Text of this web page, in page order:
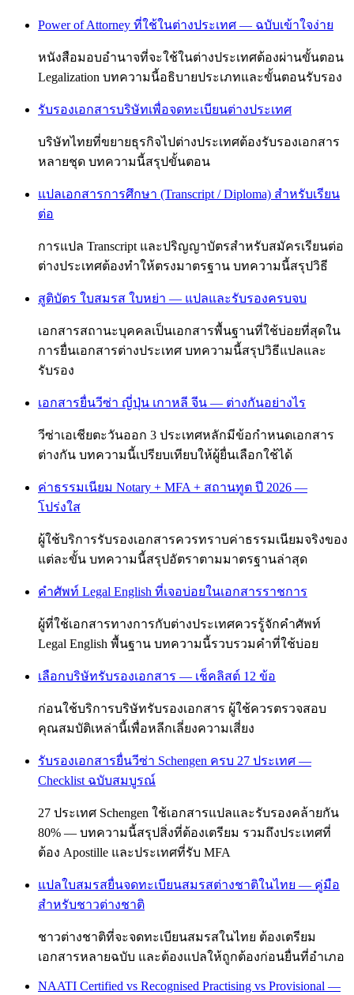
Power of Attorney ที่ใช้ในต่างประเทศ — ฉบับเข้าใจง่าย
หนังสือมอบอำนาจที่จะใช้ในต่างประเทศต้องผ่านขั้นตอน
Legalization บทความนี้อธิบายประเภทและขั้นตอนรับรอง
รับรองเอกสารบริษัทเพื่อจดทะเบียนต่างประเทศ
บริษัทไทยที่ขยายธุรกิจไปต่างประเทศต้องรับรองเอกสาร
หลายชุด บทความนี้สรุปขั้นตอน
แปลเอกสารการศึกษา (Transcript / Diploma) สำหรับเรียน
ต่อ
การแปล Transcript และปริญญาบัตรสำหรับสมัครเรียนต่อ
ต่างประเทศต้องทำให้ตรงมาตรฐาน บทความนี้สรุปวิธี
สูติบัตร ใบสมรส ใบหย่า — แปลและรับรองครบจบ
เอกสารสถานะบุคคลเป็นเอกสารพื้นฐานที่ใช้บ่อยที่สุดใน
การยื่นเอกสารต่างประเทศ บทความนี้สรุปวิธีแปลและ
รับรอง
เอกสารยื่นวีซ่า ญี่ปุ่น เกาหลี จีน — ต่างกันอย่างไร
วีซ่าเอเชียตะวันออก 3 ประเทศหลักมีข้อกำหนดเอกสาร
ต่างกัน บทความนี้เปรียบเทียบให้ผู้ยื่นเลือกใช้ได้
ค่าธรรมเนียม Notary + MFA + สถานทูต ปี 2026 —
โปร่งใส
ผู้ใช้บริการรับรองเอกสารควรทราบค่าธรรมเนียมจริงของ
แต่ละขั้น บทความนี้สรุปอัตราตามมาตรฐานล่าสุด
คำศัพท์ Legal English ที่เจอบ่อยในเอกสารราชการ
ผู้ที่ใช้เอกสารทางการกับต่างประเทศควรรู้จักคำศัพท์
Legal English พื้นฐาน บทความนี้รวบรวมคำที่ใช้บ่อย
เลือกบริษัทรับรองเอกสาร — เช็คลิสต์ 12 ข้อ
ก่อนใช้บริการบริษัทรับรองเอกสาร ผู้ใช้ควรตรวจสอบ
คุณสมบัติเหล่านี้เพื่อหลีกเลี่ยงความเสี่ยง
รับรองเอกสารยื่นวีซ่า Schengen ครบ 27 ประเทศ —
Checklist ฉบับสมบูรณ์
27 ประเทศ Schengen ใช้เอกสารแปลและรับรองคล้ายกัน
80% — บทความนี้สรุปสิ่งที่ต้องเตรียม รวมถึงประเทศที่
ต้อง Apostille และประเทศที่รับ MFA
แปลใบสมรสยื่นจดทะเบียนสมรสต่างชาติในไทย — คู่มือ
สำหรับชาวต่างชาติ
ชาวต่างชาติที่จะจดทะเบียนสมรสในไทย ต้องเตรียม
เอกสารหลายฉบับ และต้องแปลให้ถูกต้องก่อนยื่นที่อำเภอ
NAATI Certified vs Recognised Practising vs Provisional —